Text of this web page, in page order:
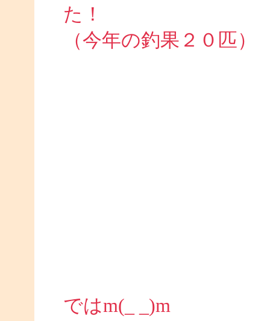
た！
（今年の釣果２０匹）
ではm(_ _)m